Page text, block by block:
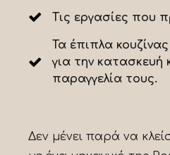
Τις εργασίες που
Τα έπιπλα
για την κατασκευή
παραγγελία τους.
Δεν μένει παρά να